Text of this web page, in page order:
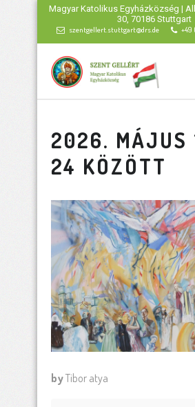
Magyar Katolikus Egyházközség |
30, 70186 Stuttgart
szentgellert.stuttgart@drs.de +49
2026. MÁJUS
24 KÖZÖTT
byTibor atya